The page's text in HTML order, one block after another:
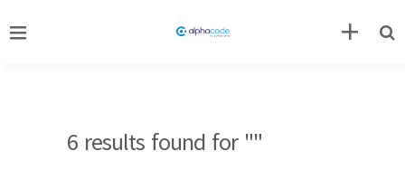
6 results found for ""